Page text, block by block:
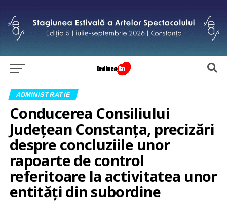
ADMINISTRATIE
Conducerea Consiliului
Județean Constanța, precizări
despre concluziile unor
rapoarte de control
referitoare la activitatea unor
entități din subordine